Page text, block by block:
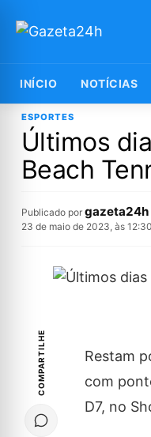
INÍCIO NOTÍCIAS
ESPORTES
Últimos
Beach
Publicado por gazeta24h
23 de maio de 2023, às 12:30
COMPARTILHE
Restam
com
D7, no